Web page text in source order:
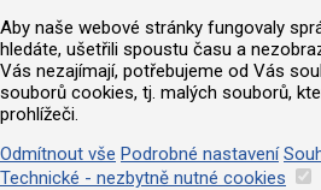
Aby naše webové stránky fungovaly
hledáte, ušetřili spoustu času a
Vás nezajímají, potřebujeme od Vás
souborů cookies, tj. malých souborů,
prohlížeči.
Odmítnout vše Podrobné nastavení
Technické - nezbytně nutné cookies